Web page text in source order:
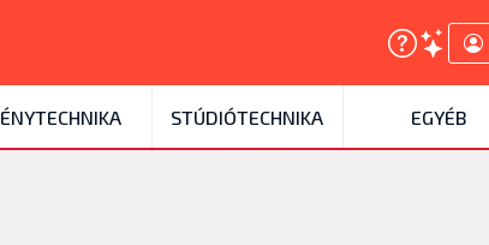
STÚDIÓTECHNIKA EGYÉB